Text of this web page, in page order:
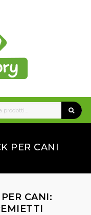
PER CANI
CANI: